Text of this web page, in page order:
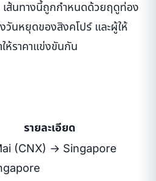
เส้นทางนี้ถูกกำหนดด้วยฤดูท่อง
วันหยุดของสิงคโปร์ และผู้ให้
ห้ราคาแข่งขันกัน
รายละเอียด
(CNX) → Singapore